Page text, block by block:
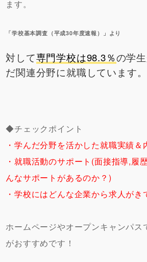
ます。
「学校基本調査（平成30年度速報）」より
対して専門学校は98.3％の学
だ関連分野に就職しています。
◆チェックポイント
・学んだ分野を活かした就職実績＆
・就職活動のサポート(面接指導,履
んなサポートがあるのか？)
・学校にはどんな企業から求人がき
ホームページやオープンキャンパス
がおすすめです！